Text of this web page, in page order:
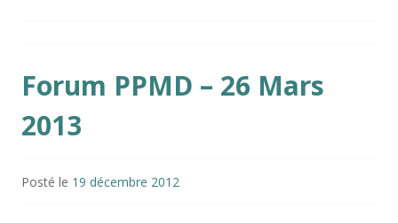
Forum PPMD – 26 Mars
2013
Posté le 19 décembre 2012